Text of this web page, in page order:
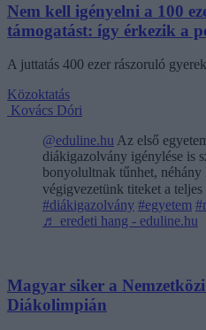
Nem kell igényelni a 100
támogatást: így érkezik a
A juttatás 400 ezer rászoruló
Közoktatás
Kovács Dóri
@eduline.hu Az első
diákigazolvány igénylése is
bonyolultnak tűnhet, néhány
végigvezetünk titeket a
#diákigazolvány #egyetem
♬ eredeti hang - eduline.hu
Magyar siker a Nemzetközi
Diákolimpián